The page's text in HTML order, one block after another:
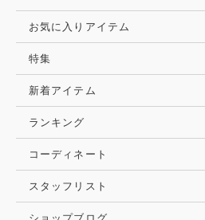
お気に入りアイテム
特集
新着アイテム
ランキング
コーディネート
スタッフリスト